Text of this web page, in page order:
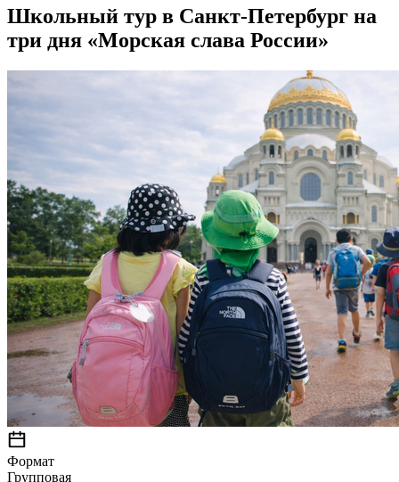
Школьный тур в Санкт-Петербург на
три дня «Морская слава России»
Формат
Групповая